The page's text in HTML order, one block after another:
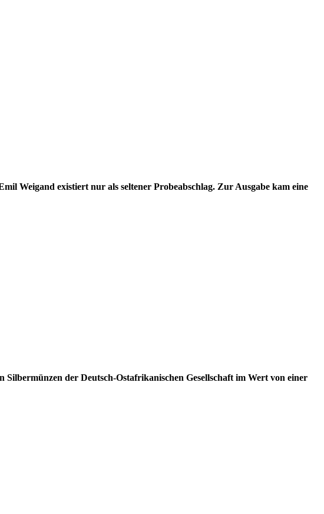
Weigand existiert nur als seltener Probeabschlag. Zur Ausgabe kam eine
der Deutsch-Ostafrikanischen Gesellschaft im Wert von einer